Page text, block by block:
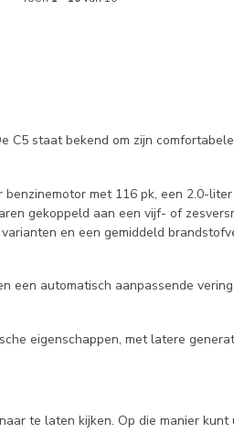
staat bekend om zijn
met 116 pk, een 2.0-
gekoppeld aan een vijf- of
en een gemiddeld
een automatisch aanpassende
eigenschappen, met latere
te laten kijken. Op die manier